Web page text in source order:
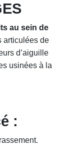
au sein de
articulées de
d’aiguille
usinées à la
: